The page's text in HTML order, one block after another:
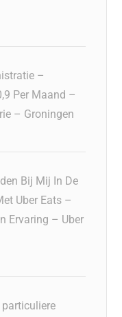
–
Per Maand –
– Groningen
Bij Mij In De
Uber Eats –
Ervaring – Uber